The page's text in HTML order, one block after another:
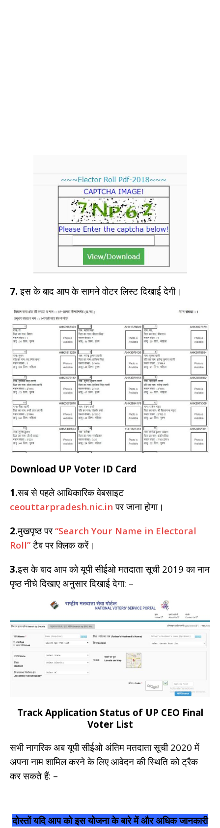
7. इस के बाद आप के सामने वोटर लिस्ट दिखाई देगी।
Download UP Voter ID Card
1.सब से पहले आधिकारिक वेबसाइट
ceouttarpradesh.nic.inपर जाना होगा।
2.मुखपृष्ठ पर“Search Your Name in Electoral
Roll”टैब पर क्लिक करें।
3.इस के बाद आप को यूपी सीईओ मतदाता सूची 2019 का नाम
पृष्ठ नीचे दिखाए अनुसार दिखाई देगा: –
Track Application Status of UP CEO Final
Voter List
सभी नागरिक अब यूपी सीईओ अंतिम मतदाता सूची 2020 में
अपना नाम शामिल करने के लिए आवेदन की स्थिति को ट्रैक
कर सकते हैं: –
दोस्तों यदि आप को इस योजना के बारे में और अधिक जानकारी